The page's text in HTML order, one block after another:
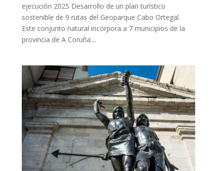
ejecución 2025 Desarrollo de un plan turístico
sostenible de 9 rutas del Geoparque Cabo Ortegal.
Este conjunto natural incorpora a 7 municipios de la
provincia de A Coruña....